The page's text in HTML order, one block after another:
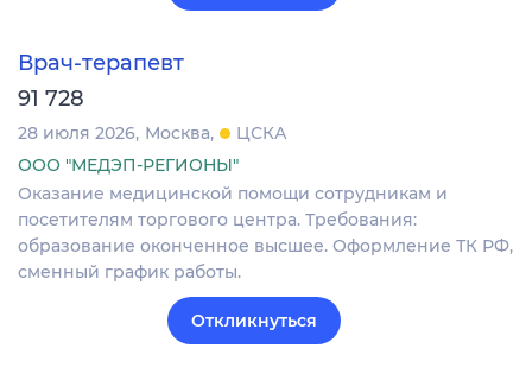
Врач-терапевт
91 728
28 июля 2026 Москва
ЦСКА
ООО "МЕДЭП-РЕГИОНЫ"
Оказание медицинской помощи сотрудникам и
посетителям торгового центра. Требования:
образование оконченное высшее. Оформление ТК РФ,
сменный график работы.
Откликнуться